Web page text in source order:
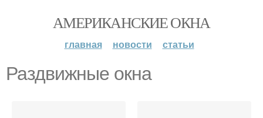
АМЕРИКАНСКИЕ ОКНА
главная новости статьи
Раздвижные окна